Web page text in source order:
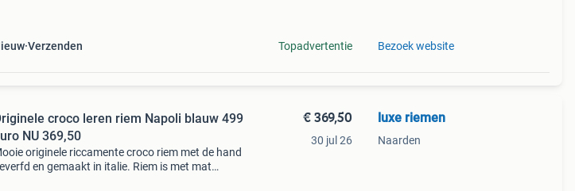
Verzenden Topadvertentie Bezoek website
croco leren riem Napoli blauw 499
NU 369,50
originele riccamente croco riem met de hand
en gemaakt in italie. Riem is met mat
€ 369,50
30 jul 26
luxe riemen
Naarden